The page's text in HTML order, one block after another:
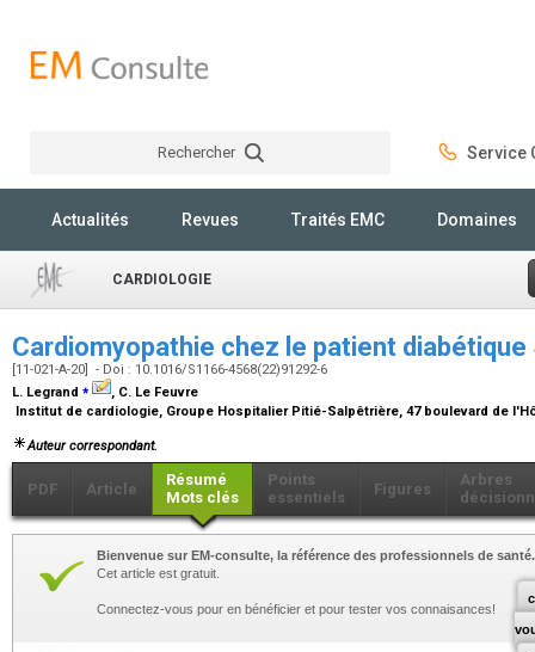
Rechercher Service
Actualités Revues Traités EMC Domaines
CARDIOLOGIE
Cardiomyopathie chez le patient diabétique
[11-021-A-20] - Doi : 10.1016/S1166-4568(22)91292-6
L. Legrand ⁎
, C. Le Feuvre
Institut de cardiologie, Groupe Hospitalier Pitié-Salpêtrière, 47 boulevard de
Auteur correspondant.
PDF Article
Résumé
Mots clés
Points
essentiels
Figures
Arbres
Bienvenue sur EM-consulte, la référence des professionnels de santé.
Cet article est gratuit.
Connectez-vous pour en bénéficier et pour tester vos connaisances!